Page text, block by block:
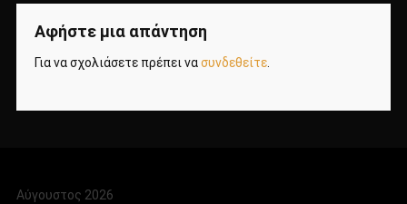
Αφήστε μια απάντηση
Για να σχολιάσετε πρέπει νασυνδεθείτε.
Αύγουστος 2026